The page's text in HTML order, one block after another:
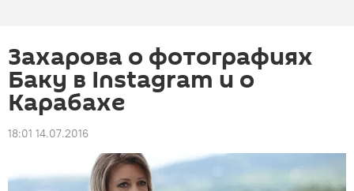
Захарова о фотографиях
Баку в Instagram и о
Карабахе
18:01 14.07.2016